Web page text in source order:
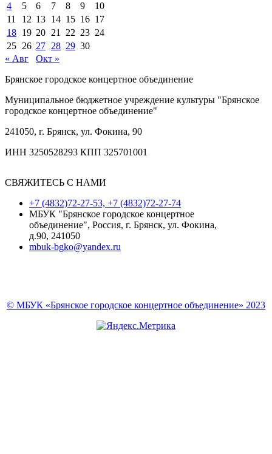
4
5 6 7 8 9
10
11
12 13 14 15 16 17
18 19 20 21 22 23 24
25 26 27 28 29 30
« Авг
Окт »
Брянское городское концертное объединение
Муниципальное бюджетное учреждение культуры "Брянское
городское концертное объединение"
241050, г. Брянск, ул. Фокина, 90
ИНН 3250528293 КПП 325701001
СВЯЖИТЕСЬ С НАМИ
+7 (4832)72-27-53, +7 (4832)72-27-74
МБУК "Брянское городское концертное
объединение", Россия, г. Брянск, ул. Фокина,
д.90, 241050
mbuk-bgko@yandex.ru
© МБУК «Брянское городское концертное объединение» 2023